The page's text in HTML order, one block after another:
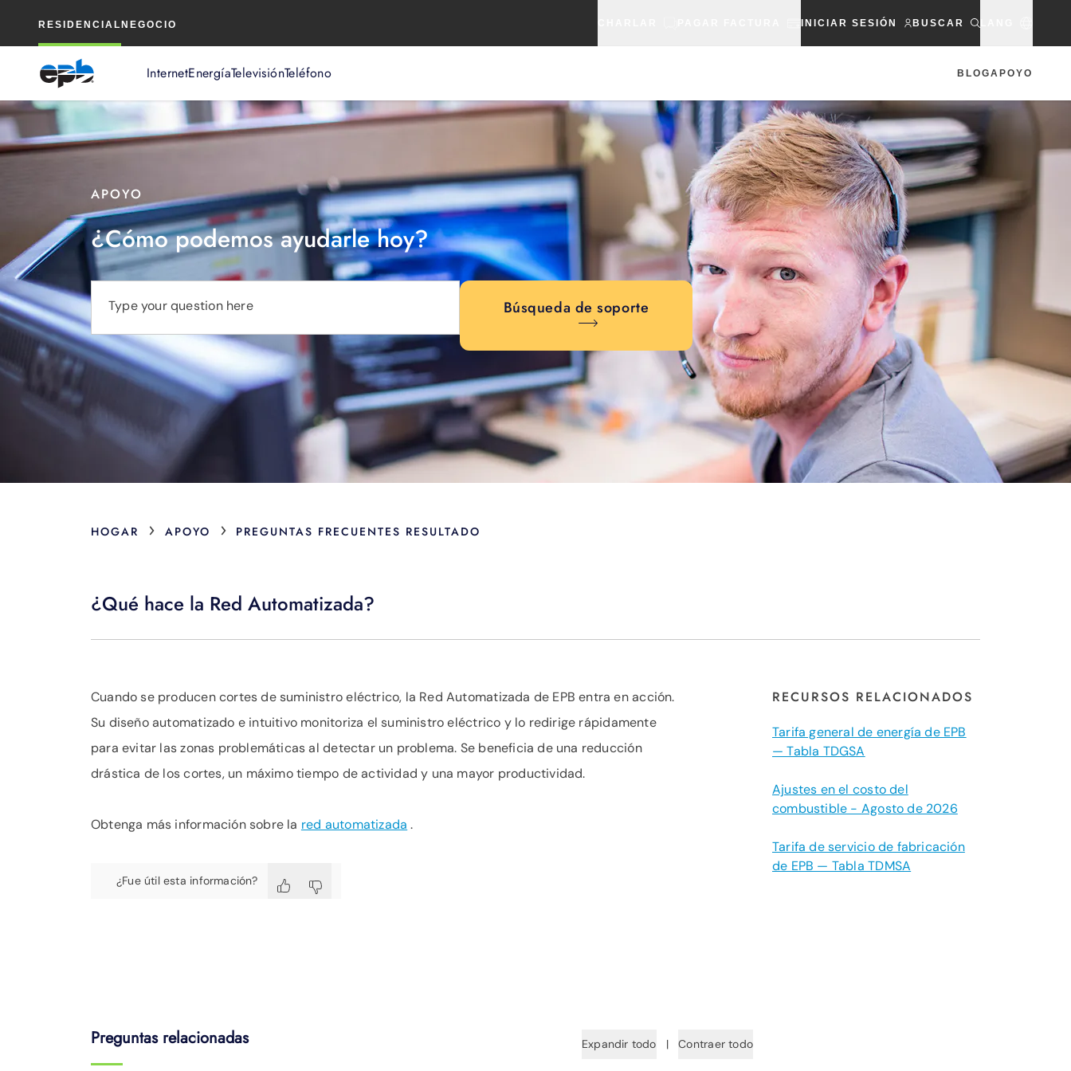
RESIDENCIAL NEGOCIO INICIAR SESIÓN BUSCAR
InternetEnergíaTelevisiónTeléfono BLOGAPOYO
principal
APOYO
¿Cómo podemos ayudarle hoy?
Type your question here Búsqueda de soporte
HOGAR › APOYO › PREGUNTAS FRECUENTES RESULTADO
¿Qué hace la Red Automatizada?
Cuando se producen cortes de suministro eléctrico, la Red Automatizada de EPB entra en acción.
Su diseño automatizado e intuitivo monitoriza el suministro eléctrico y lo redirige rápidamente
para evitar las zonas problemáticas al detectar un problema. Se beneficia de una reducción
drástica de los cortes, un máximo tiempo de actividad y una mayor productividad.
Obtenga más información sobre la red automatizada .
¿Fue útil esta información?
RECURSOS RELACIONADOS
Tarifa general de energía de EPB
— Tabla TDGSA
Ajustes en el costo del
combustible - Agosto de 2026
Tarifa de servicio de fabricación
de EPB — Tabla TDMSA
Preguntas relacionadas Expandir todo | Contraer todo